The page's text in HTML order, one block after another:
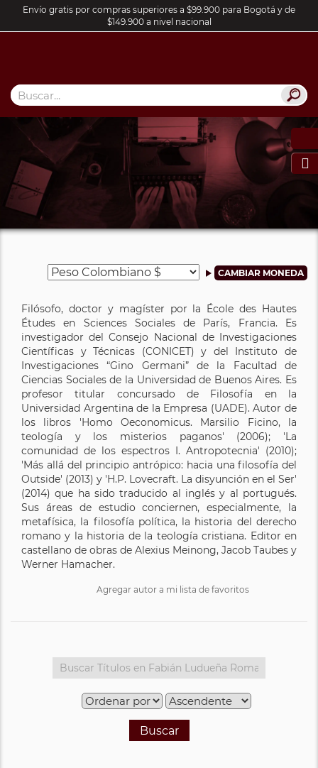
Envío gratis por compras superiores a $99.900 para Bogotá y de
$149.900 a nivel nacional

Filósofo, doctor y magíster por la École des Hautes
Études en Sciences Sociales de París, Francia. Es
investigador del Consejo Nacional de Investigaciones
Científicas y Técnicas (CONICET) y del Instituto de
Investigaciones “Gino Germani” de la Facultad de
Ciencias Sociales de la Universidad de Buenos Aires. Es
profesor titular concursado de Filosofía en la
Universidad Argentina de la Empresa (UADE). Autor de
los libros 'Homo Oeconomicus. Marsilio Ficino, la
teología y los misterios paganos' (2006); 'La
comunidad de los espectros I. Antropotecnia' (2010);
'Más allá del principio antrópico: hacia una filosofía del
Outside' (2013) y 'H.P. Lovecraft. La disyunción en el Ser'
(2014) que ha sido traducido al inglés y al portugués.
Sus áreas de estudio conciernen, especialmente, la
metafísica, la filosofía política, la historia del derecho
romano y la historia de la teología cristiana. Editor en
castellano de obras de Alexius Meinong, Jacob Taubes y
Werner Hamacher.
Agregar autor a mi lista de favoritos
Buscar